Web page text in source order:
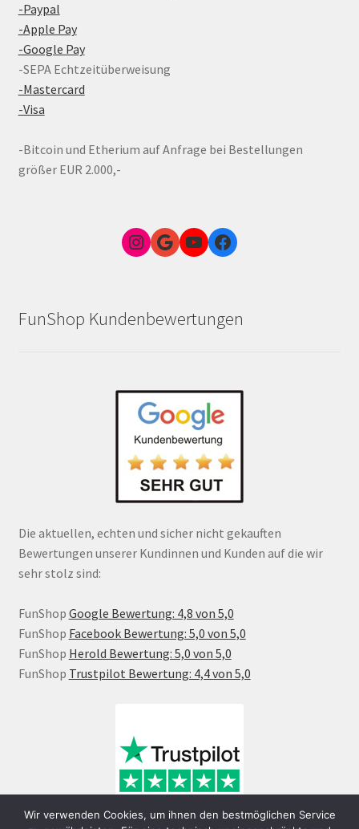
-Paypal
-Apple Pay
-Google Pay
-SEPA Echtzeitüberweisung
-Mastercard
-Visa
-Bitcoin und Etherium auf Anfrage bei Bestellungen
größer EUR 2.000,-
Instagram
Google Link zum FunShop WienYouTubeFacebook
FunShop Kundenbewertungen
Die aktuellen, echten und sicher nicht gekauften
Bewertungen unserer Kundinnen und Kunden auf die wir
sehr stolz sind:
FunShop Google Bewertung: 4,8 von 5,0
FunShop Facebook Bewertung: 5,0 von 5,0
FunShop Herold Bewertung: 5,0 von 5,0
FunShop Trustpilot Bewertung: 4,4 von 5,0
Wir verwenden Cookies, um ihnen den bestmöglichen Service